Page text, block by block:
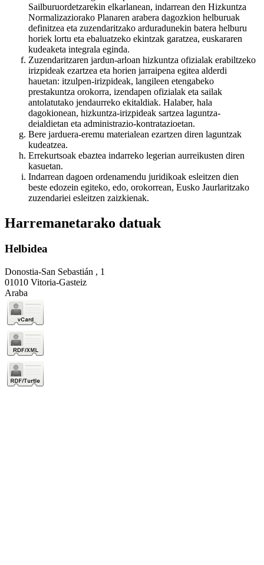
Sailburuordetzarekin elkarlanean, indarrean den Hizkuntza
Normalizaziorako Planaren arabera dagozkion helburuak
definitzea eta zuzendaritzako arduradunekin batera helburu
horiek lortu eta ebaluatzeko ekintzak garatzea, euskararen
kudeaketa integrala eginda.
Zuzendaritzaren jardun-arloan hizkuntza ofizialak erabiltzeko
irizpideak ezartzea eta horien jarraipena egitea alderdi
hauetan: itzulpen-irizpideak, langileen etengabeko
prestakuntza orokorra, izendapen ofizialak eta sailak
antolatutako jendaurreko ekitaldiak. Halaber, hala
dagokionean, hizkuntza-irizpideak sartzea laguntza-
deialdietan eta administrazio-kontratazioetan.
Bere jarduera-eremu materialean ezartzen diren laguntzak
kudeatzea.
Errekurtsoak ebaztea indarreko legerian aurreikusten diren
kasuetan.
Indarrean dagoen ordenamendu juridikoak esleitzen dien
beste edozein egiteko, edo, orokorrean, Eusko Jaurlaritzako
zuzendariei esleitzen zaizkienak.
Harremanetarako datuak
Helbidea
Donostia-San Sebastián , 1
01010 Vitoria-Gasteiz
Araba